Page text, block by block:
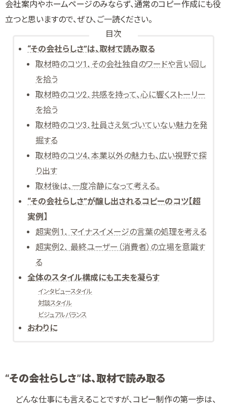
会社案内やホームページのみならず、通常のコピー作成にも役
立つと思いますので、ぜひ、ご一読ください。
目次
“その会社らしさ”は、取材で読み取る
取材時のコツ1．その会社独自のワードや言い回し
を拾う
取材時のコツ2．共感を持って、心に響くストーリー
を拾う
取材時のコツ3．社員さえ気づいていない魅力を発
掘する
取材時のコツ4．本業以外の魅力も、広い視野で探
り出す
取材後は、一度冷静になって考える。
“その会社らしさ”が醸し出されるコピーのコツ【超
実例】
超実例1． マイナスイメージの言葉の処理を考える
超実例2． 最終ユーザー（消費者）の立場を意識す
る
全体のスタイル構成にも工夫を凝らす
インタビュースタイル
対談スタイル
ビジュアルバランス
おわりに
“その会社らしさ”は、取材で読み取る
どんな仕事にも言えることですが、コピー制作の第一歩は、